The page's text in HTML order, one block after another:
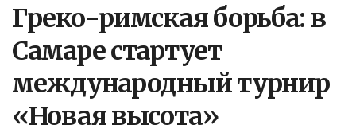
Греко-римская борьба: в
Самаре стартует
международный турнир
«Новая высота»